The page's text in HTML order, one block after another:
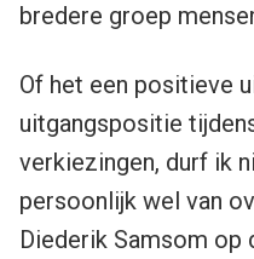
bredere groep
Of het een positieve
uitgangspositie
verkiezingen, durf ik
persoonlijk wel van
Diederik Samsom op